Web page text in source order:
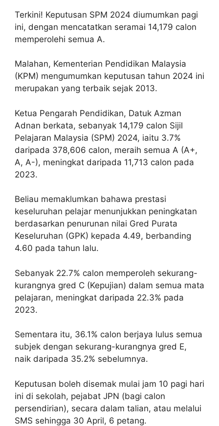
Terkini! Keputusan SPM 2024 diumumkan pagi
ini, dengan mencatatkan seramai 14,179 calon
memperolehi semua A.
Malahan, Kementerian Pendidikan Malaysia
(KPM) mengumumkan keputusan tahun 2024 ini
merupakan yang terbaik sejak 2013.
Ketua Pengarah Pendidikan, Datuk Azman
Adnan berkata, sebanyak 14,179 calon Sijil
Pelajaran Malaysia (SPM) 2024, iaitu 3.7%
daripada 378,606 calon, meraih semua A (A+,
A, A-), meningkat daripada 11,713 calon pada
2023.
Beliau memaklumkan bahawa prestasi
keseluruhan pelajar menunjukkan peningkatan
berdasarkan penurunan nilai Gred Purata
Keseluruhan (GPK) kepada 4.49, berbanding
4.60 pada tahun lalu.
Sebanyak 22.7% calon memperoleh sekurang-
kurangnya gred C (Kepujian) dalam semua mata
pelajaran, meningkat daripada 22.3% pada
2023.
Sementara itu, 36.1% calon berjaya lulus semua
subjek dengan sekurang-kurangnya gred E,
naik daripada 35.2% sebelumnya.
Keputusan boleh disemak mulai jam 10 pagi hari
ini di sekolah, pejabat JPN (bagi calon
persendirian), secara dalam talian, atau melalui
SMS sehingga 30 April, 6 petang.